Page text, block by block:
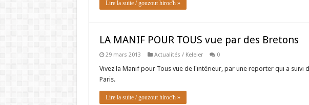
Lire la suite / gouzout hiroc'h »
LA MANIF POUR TOUS vue par des Bretons
29 mars 2013 Actualités / Keleier 0
Vivez la Manif pour Tous vue de l'intérieur, par une reporter qui a suivi
Paris.
Lire la suite / gouzout hiroc'h »